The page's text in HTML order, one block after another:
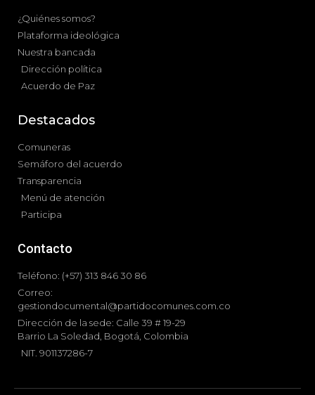
¿Quiénes somos?
Plataforma ideológica
Nuestra bancada
Dirección política
Acuerdo de Paz
Destacados
Comuneras
Semáforo del acuerdo
Transparencia
Menú de atención
Participa
Contacto
Teléfono: (+57) 313 846 30 86
Correo:
gestiondocumental@partidocomunes.com.co
Dirección de la sede: Calle 39 # 19-29
Barrio La Soledad, Bogotá, Colombia
NIT. 901137286-7